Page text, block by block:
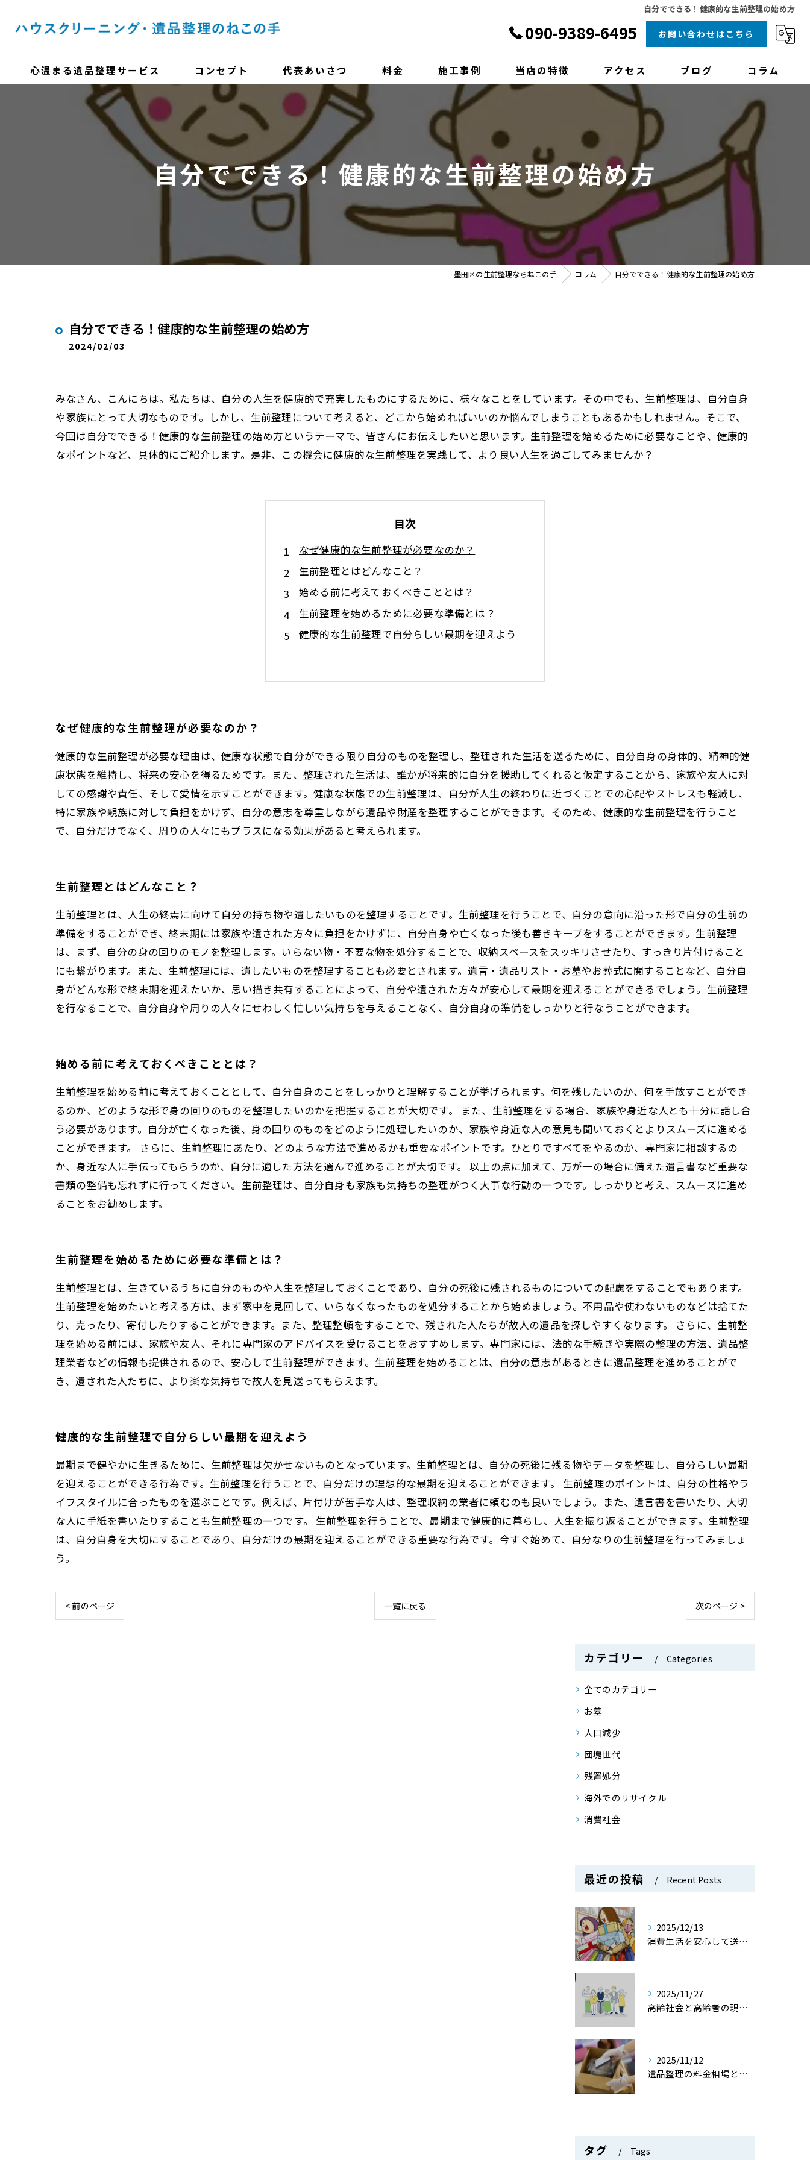
自分でできる！健康的な生前整理の始め方
090-9389-6495 お問い合わせはこちら
心温まる遺品整理サービス コンセプト 代表あいさつ 料金 施工事例 当店の特徴
ハウスクリーニング
終活
便利屋
相談
アクセス ブログ コラム
自分でできる！健康的な生前整理の始め方
墨田区の生前整理ならねこの手 コラム 自分でできる！健康的な生前整理の始め方
自分でできる！健康的な生前整理の始め方
2024/02/03
みなさん、こんにちは。私たちは、自分の人生を健康的で充実したものにするために、様々なことをしています。その中でも、生前整理は、自分自身
や家族にとって大切なものです。しかし、生前整理について考えると、どこから始めればいいのか悩んでしまうこともあるかもしれません。そこで、
今回は自分でできる！健康的な生前整理の始め方というテーマで、皆さんにお伝えしたいと思います。生前整理を始めるために必要なことや、健康的
なポイントなど、具体的にご紹介します。是非、この機会に健康的な生前整理を実践して、より良い人生を過ごしてみませんか？
目次
なぜ健康的な生前整理が必要なのか？
生前整理とはどんなこと？
始める前に考えておくべきこととは？
生前整理を始めるために必要な準備とは？
健康的な生前整理で自分らしい最期を迎えよう
なぜ健康的な生前整理が必要なのか？
健康的な生前整理が必要な理由は、健康な状態で自分ができる限り自分のものを整理し、整理された生活を送るために、自分自身の身体的、精神的健
康状態を維持し、将来の安心を得るためです。また、整理された生活は、誰かが将来的に自分を援助してくれると仮定することから、家族や友人に対
しての感謝や責任、そして愛情を示すことができます。健康な状態での生前整理は、自分が人生の終わりに近づくことでの心配やストレスも軽減し、
特に家族や親族に対して負担をかけず、自分の意志を尊重しながら遺品や財産を整理することができます。そのため、健康的な生前整理を行うこと
で、自分だけでなく、周りの人々にもプラスになる効果があると考えられます。
生前整理とはどんなこと？
生前整理とは、人生の終焉に向けて自分の持ち物や遺したいものを整理することです。生前整理を行うことで、自分の意向に沿った形で自分の生前の
準備をすることができ、終末期には家族や遺された方々に負担をかけずに、自分自身や亡くなった後も善きキープをすることができます。生前整理
は、まず、自分の身の回りのモノを整理します。いらない物・不要な物を処分することで、収納スペースをスッキリさせたり、すっきり片付けること
にも繋がります。また、生前整理には、遺したいものを整理することも必要とされます。遺言・遺品リスト・お墓やお葬式に関することなど、自分自
身がどんな形で終末期を迎えたいか、思い描き共有することによって、自分や遺された方々が安心して最期を迎えることができるでしょう。生前整理
を行なることで、自分自身や周りの人々にせわしく忙しい気持ちを与えることなく、自分自身の準備をしっかりと行なうことができます。
始める前に考えておくべきこととは？
生前整理を始める前に考えておくこととして、自分自身のことをしっかりと理解することが挙げられます。何を残したいのか、何を手放すことができ
るのか、どのような形で身の回りのものを整理したいのかを把握することが大切です。 また、生前整理をする場合、家族や身近な人とも十分に話し合
う必要があります。自分が亡くなった後、身の回りのものをどのように処理したいのか、家族や身近な人の意見も聞いておくとよりスムーズに進める
ことができます。 さらに、生前整理にあたり、どのような方法で進めるかも重要なポイントです。ひとりですべてをやるのか、専門家に相談するの
か、身近な人に手伝ってもらうのか、自分に適した方法を選んで進めることが大切です。 以上の点に加えて、万が一の場合に備えた遺言書など重要な
書類の整備も忘れずに行ってください。生前整理は、自分自身も家族も気持ちの整理がつく大事な行動の一つです。しっかりと考え、スムーズに進め
ることをお勧めします。
生前整理を始めるために必要な準備とは？
生前整理とは、生きているうちに自分のものや人生を整理しておくことであり、自分の死後に残されるものについての配慮をすることでもあります。
生前整理を始めたいと考える方は、まず家中を見回して、いらなくなったものを処分することから始めましょう。不用品や使わないものなどは捨てた
り、売ったり、寄付したりすることができます。また、整理整頓をすることで、残された人たちが故人の遺品を探しやすくなります。 さらに、生前整
理を始める前には、家族や友人、それに専門家のアドバイスを受けることをおすすめします。専門家には、法的な手続きや実際の整理の方法、遺品整
理業者などの情報も提供されるので、安心して生前整理ができます。生前整理を始めることは、自分の意志があるときに遺品整理を進めることがで
き、遺された人たちに、より楽な気持ちで故人を見送ってもらえます。
健康的な生前整理で自分らしい最期を迎えよう
最期まで健やかに生きるために、生前整理は欠かせないものとなっています。生前整理とは、自分の死後に残る物やデータを整理し、自分らしい最期
を迎えることができる行為です。生前整理を行うことで、自分だけの理想的な最期を迎えることができます。 生前整理のポイントは、自分の性格やラ
イフスタイルに合ったものを選ぶことです。例えば、片付けが苦手な人は、整理収納の業者に頼むのも良いでしょう。また、遺言書を書いたり、大切
な人に手紙を書いたりすることも生前整理の一つです。 生前整理を行うことで、最期まで健康的に暮らし、人生を振り返ることができます。生前整理
は、自分自身を大切にすることであり、自分だけの最期を迎えることができる重要な行為です。今すぐ始めて、自分なりの生前整理を行ってみましょ
う。
< 前のページ 一覧に戻る 次のページ >
カテゴリー Categories
全てのカテゴリー
お墓
人口減少
団塊世代
残置処分
海外でのリサイクル
消費社会
最近の投稿 Recent Posts
2025/12/13
消費生活を安心して送るための消費社会で役立つ知識とトラブル防止策を徹底解説
2025/11/27
高齢社会と高齢者の現状や課題をデータと共にわかりやすく解説
2025/11/12
遺品整理の料金相場と費用を抑えるためのポイントを詳しく解説
タグ Tags